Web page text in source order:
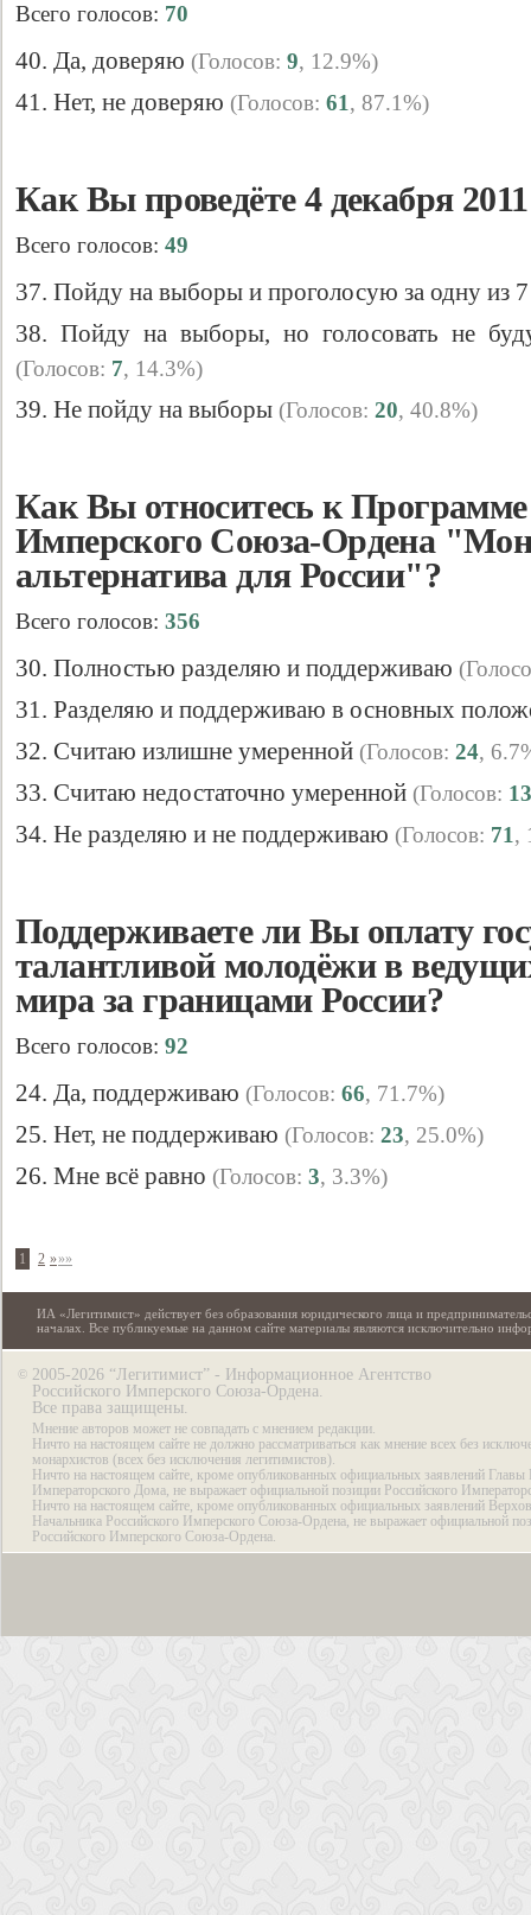
Всего голосов: 70
40. Да, доверяю (Голосов: 9, 12.9%)
41. Нет, не доверяю (Голосов: 61, 87.1%)
Как Вы проведёте 4 декабря 2011
Всего голосов: 49
37. Пойду на выборы и проголосую за одну из
38. Пойду на выборы, но голосовать не
(Голосов: 7, 14.3%)
39. Не пойду на выборы (Голосов: 20, 40.8%)
Как Вы относитесь к Программе
Имперского Союза-Ордена
альтернатива для России"?
Всего голосов: 356
30. Полностью разделяю и поддерживаю
31. Разделяю и поддерживаю в основных
32. Считаю излишне умеренной (Голосов: 24,
33. Считаю недостаточно умеренной (Голосов: 13
34. Не разделяю и не поддерживаю (Голосов: 71,
Поддерживаете ли Вы оплату
талантливой молодёжи в
мира за границами России?
Всего голосов: 92
24. Да, поддерживаю (Голосов: 66, 71.7%)
25. Нет, не поддерживаю (Голосов: 23, 25.0%)
26. Мне всё равно (Голосов: 3, 3.3%)
1 2 »»»
Свидетельство
ИА «Легитимист» действует без образования юридического лица и
началах. Все публикуемые на данном сайте материалы являются исключительно
© 2005-2026 “Легитимист” - Информационное Агентство
Российского Имперского Союза-Ордена.
Все права защищены.
Мнение авторов может не совпадать с мнением редакции.
Ничто на настоящем сайте не должно рассматриваться как мнение всех без
монархистов (всех без исключения легитимистов).
Ничто на настоящем сайте, кроме опубликованных официальных заявлений Главы
Императорского Дома, не выражает официальной позиции Российского
Ничто на настоящем сайте, кроме опубликованных официальных заявлений
Начальника Российского Имперского Союза-Ордена, не выражает официальной
Российского Имперского Союза-Ордена.